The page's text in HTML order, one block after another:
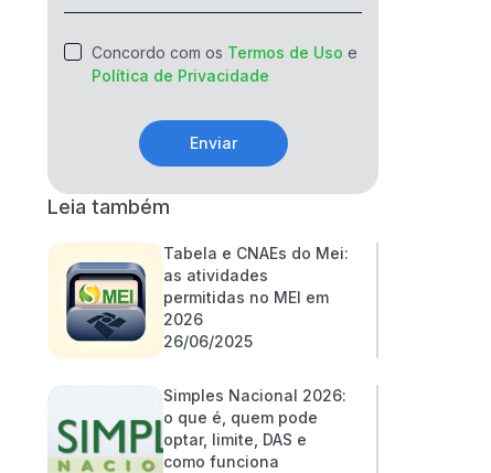
Concordo com os Termos de Uso e
Política de Privacidade
Enviar
Leia também
Tabela e CNAEs do Mei:
as atividades
permitidas no MEI em
2026
26/06/2025
Simples Nacional 2026:
o que é, quem pode
optar, limite, DAS e
como funciona